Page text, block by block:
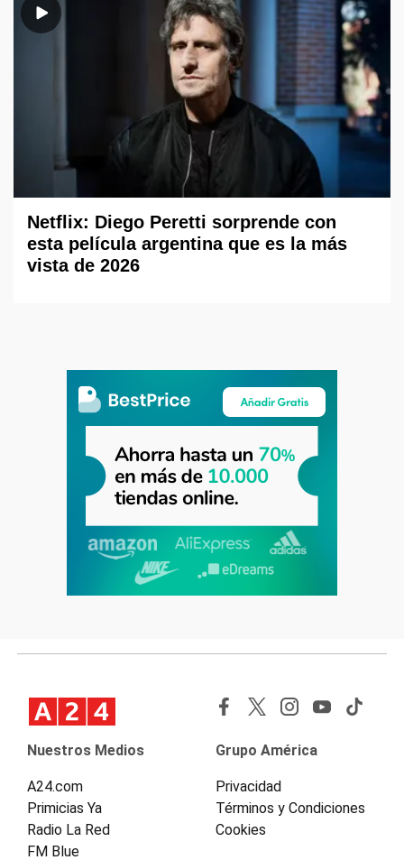
Netflix: Diego Peretti sorprende con
esta película argentina que es la más
vista de 2026
Nuestros Medios
A24.com
Primicias Ya
Radio La Red
FM Blue
Grupo América
Privacidad
Términos y Condiciones
Cookies